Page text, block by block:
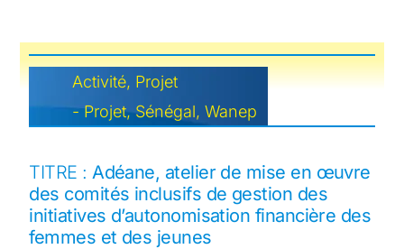
Activité, Projet
-Projet,Sénégal,Wanep
TITRE : Adéane, atelier de mise en œuvre
des comités inclusifs de gestion des
initiatives d’autonomisation financière des
femmes et des jeunes